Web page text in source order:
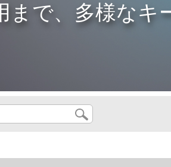
で、多様なキ